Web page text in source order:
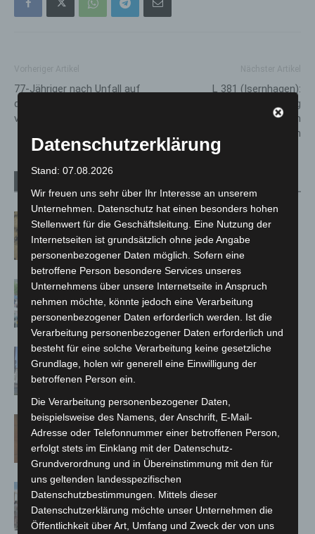
77-Jähriger nach Unfall auf
der A2 im Krankenhaus
verstorben
L 381 (Isernhagen):
Geschwindigkeitsreduzierung
der Ortsdurchfahrt Isernhagen
auf 30 km/h
Hannover Klassik Open Air 2026:
Französische Oper im Maschpark
Blaulichtmeile Langenhagen 2026:
Polizei, Feuerwehr und Rettung
hautnah erleben
Haus der Jugend lädt zum Wünsche-
Freitag in Langenhagen ein
Late-Zoo im Erlebnis-Zoo Hannover:
Sommerabend mit The Ellingtones
Landesgartenschau Bad Nenndorf
erreicht Halbzeit mit 350.000
Besuchen
Datenschutzerklärung
Stand: 07.08.2026
Wir freuen uns sehr über Ihr Interesse an unserem
Unternehmen. Datenschutz hat einen besonders hohen
Stellenwert für die Geschäftsleitung. Eine Nutzung der
Internetseiten ist grundsätzlich ohne jede Angabe
personenbezogener Daten möglich. Sofern eine
betroffene Person besondere Services unseres
Unternehmens über unsere Internetseite in Anspruch
nehmen möchte, könnte jedoch eine Verarbeitung
personenbezogener Daten erforderlich werden. Ist die
Verarbeitung personenbezogener Daten erforderlich und
besteht für eine solche Verarbeitung keine gesetzliche
Grundlage, holen wir generell eine Einwilligung der
betroffenen Person ein.
Die Verarbeitung personenbezogener Daten,
beispielsweise des Namens, der Anschrift, E-Mail-
Adresse oder Telefonnummer einer betroffenen Person,
erfolgt stets im Einklang mit der Datenschutz-
Grundverordnung und in Übereinstimmung mit den für
uns geltenden landesspezifischen
Datenschutzbestimmungen. Mittels dieser
Datenschutzerklärung möchte unser Unternehmen die
Öffentlichkeit über Art, Umfang und Zweck der von uns